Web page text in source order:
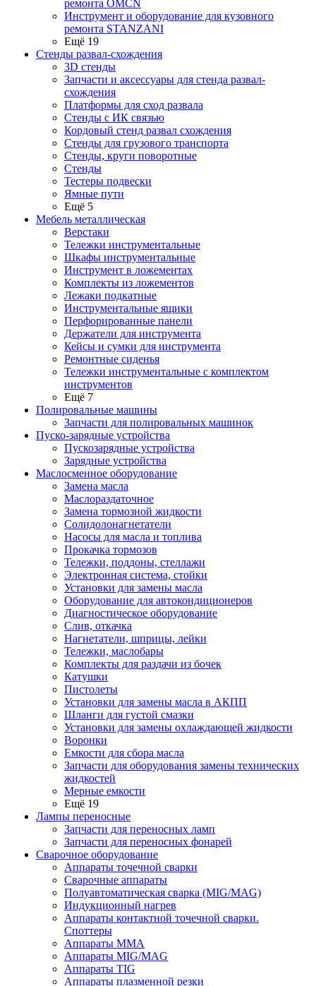
ремонта OMCN
Инструмент и оборудование для кузовного
ремонта STANZANI
Ещё 19
Стенды развал-схождения
3D стенды
Запчасти и аксессуары для стенда развал-
схождения
Платформы для сход развала
Стенды с ИК связью
Кордовый стенд развал схождения
Стенды для грузового транспорта
Стенды, круги поворотные
Стенды
Тестеры подвески
Ямные пути
Ещё 5
Мебель металлическая
Верстаки
Тележки инструментальные
Шкафы инструментальные
Инструмент в ложементах
Комплекты из ложементов
Лежаки подкатные
Инструментальные ящики
Перфорированные панели
Держатели для инструмента
Кейсы и сумки для инструмента
Ремонтные сиденья
Тележки инструментальные с комплектом
инструментов
Ещё 7
Полировальные машины
Запчасти для полировальных машинок
Пуско-зарядные устройства
Пускозарядные устройства
Зарядные устройства
Маслосменное оборудование
Замена масла
Маслораздаточное
Замена тормозной жидкости
Солидолонагнетатели
Насосы для масла и топлива
Прокачка тормозов
Тележки, поддоны, стеллажи
Электронная система, стойки
Установки для замены масла
Оборудование для автокондиционеров
Диагностическое оборудование
Слив, откачка
Нагнетатели, шприцы, лейки
Тележки, маслобары
Комплекты для раздачи из бочек
Катушки
Пистолеты
Установки для замены масла в АКПП
Шланги для густой смазки
Установки для замены охлаждающей жидкости
Воронки
Емкости для сбора масла
Запчасти для оборудования замены технических
жидкостей
Мерные емкости
Ещё 19
Лампы переносные
Запчасти для переносных ламп
Запчасти для переносных фонарей
Сварочное оборудование
Аппараты точечной сварки
Сварочные аппараты
Полуавтоматическая сварка (MIG/MAG)
Индукционный нагрев
Аппараты контактной точечной сварки.
Споттеры
Аппараты MMA
Аппараты MIG/MAG
Аппараты TIG
Аппараты плазменной резки